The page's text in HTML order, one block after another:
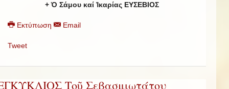
+ Ὁ Σάμου καί Ἰκαρίας ΕΥΣΕΒΙΟΣ
Εκτύπωση Email
Tweet
Τοῦ Σεβασμιωτάτου